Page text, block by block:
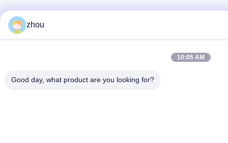
zhou
10:05 AM
Good day, what product are you looking for?